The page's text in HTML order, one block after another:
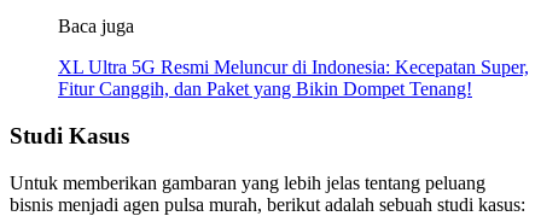
Baca juga
XL Ultra 5G Resmi Meluncur di Indonesia: Kecepatan Super,
Fitur Canggih, dan Paket yang Bikin Dompet Tenang!
Studi Kasus
Untuk memberikan gambaran yang lebih jelas tentang peluang
bisnis menjadi agen pulsa murah, berikut adalah sebuah studi kasus: